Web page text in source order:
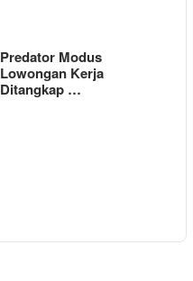
Predator Modus
Lowongan Kerja
Ditangkap …